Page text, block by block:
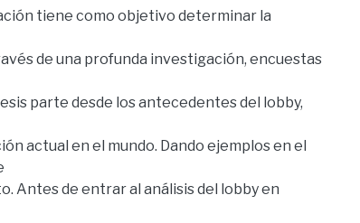
tiene como objetivo determinar la
de una profunda investigación, encuestas
parte desde los antecedentes del lobby,
actual en el mundo. Dando ejemplos en el
Antes de entrar al análisis del lobby en